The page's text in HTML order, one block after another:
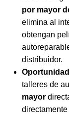
por mayor
elimina al
obtengan
distribuidor.
talleres de
mayor
directamente